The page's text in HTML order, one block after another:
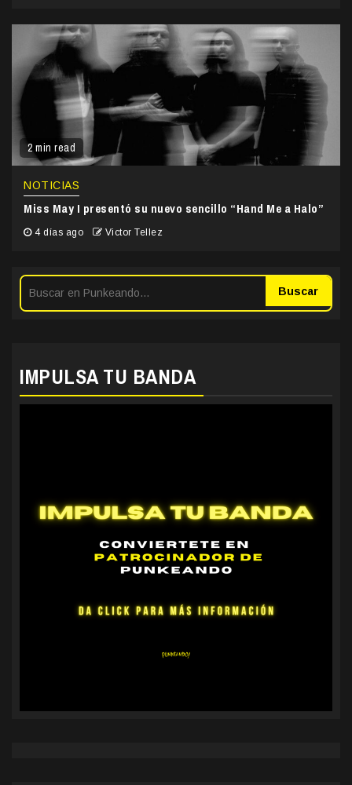
2 min read
NOTICIAS
Miss May I presentó su nuevo sencillo “Hand Me a Halo”
4 días ago Victor Tellez
Buscar
IMPULSA TU BANDA